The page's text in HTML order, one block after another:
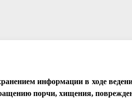
информации в ходе
порчи, хищения,